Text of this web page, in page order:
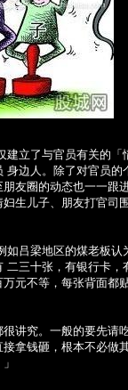
立了与官员有关的
边人。除了对官员
友圈的动态也一一跟
生儿子、朋友打官司
吕梁地区的煤老板
三十张，有银行卡
元不等，每张背面都
讲究。一般的要先请
拿钱砸，根本不必做